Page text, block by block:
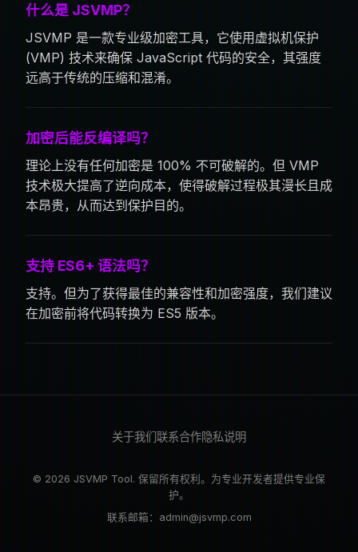
什么是 JSVMP？
JSVMP 是一款专业级加密工具，它使用虚拟机保护
(VMP) 技术来确保 JavaScript 代码的安全，其强度
远高于传统的压缩和混淆。
加密后能反编译吗？
理论上没有任何加密是 100% 不可破解的。但 VMP
技术极大提高了逆向成本，使得破解过程极其漫长且成
本昂贵，从而达到保护目的。
支持 ES6+ 语法吗？
支持。但为了获得最佳的兼容性和加密强度，我们建议
在加密前将代码转换为 ES5 版本。
关于我们联系合作隐私说明
© 2026 JSVMP Tool. 保留所有权利。为专业开发者提供专业保
护。
联系邮箱： admin@jsvmp.com